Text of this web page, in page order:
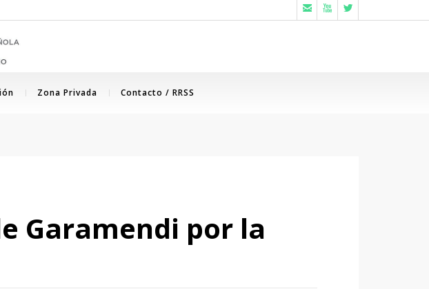
  
Zona Privada Contacto / RRSS
Garamendi por la